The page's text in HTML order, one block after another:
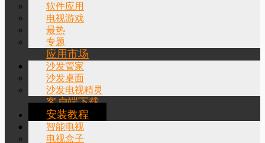
软件应用
电视游戏
最热
专题
应用市场
沙发管家
沙发桌面
沙发电视精灵
客户端下载
安装教程
智能电视
电视盒子